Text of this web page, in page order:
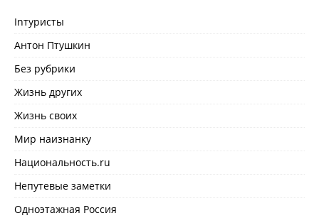
Inтуристы
Антон Птушкин
Без рубрики
Жизнь других
Жизнь своих
Мир наизнанку
Национальность.ru
Непутевые заметки
Одноэтажная Россия